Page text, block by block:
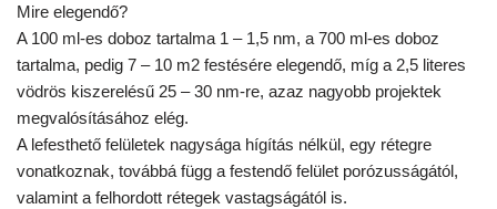
Mire elegendő?
A 100 ml-es doboz tartalma 1 – 1,5 nm, a 700 ml-es doboz
tartalma, pedig 7 – 10 m2 festésére elegendő, míg a 2,5 literes
vödrös kiszerelésű 25 – 30 nm-re, azaz nagyobb projektek
megvalósításához elég.
A lefesthető felületek nagysága hígítás nélkül, egy rétegre
vonatkoznak, továbbá függ a festendő felület porózusságától,
valamint a felhordott rétegek vastagságától is.